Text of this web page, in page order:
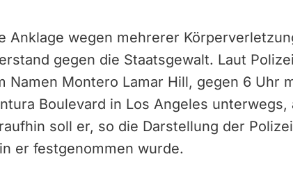
Anklage wegen mehrerer
gegen die Staatsgewalt. Laut
Namen Montero Lamar Hill, gegen 6 Uhr
Boulevard in Los Angeles unterwegs,
soll er, so die Darstellung der
er festgenommen wurde.